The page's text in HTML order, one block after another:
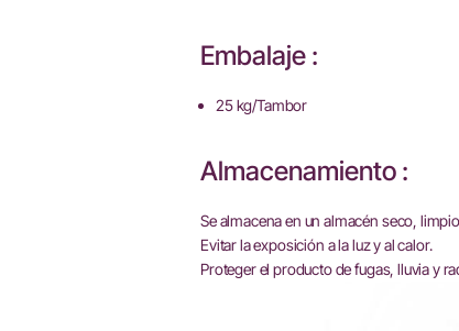
Embalaje :
25 kg/Tambor
Almacenamiento :
Se almacena en un almacén seco,
Evitar la exposición a la luz y al calor.
Proteger el producto de fugas, lluvia y